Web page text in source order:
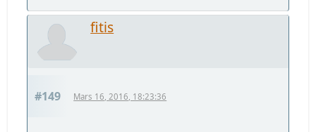
fitis
#149 Mars 16, 2016, 18:23:36